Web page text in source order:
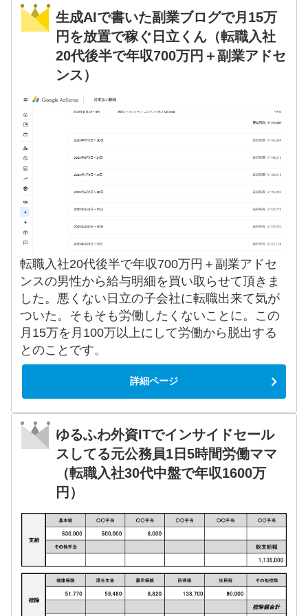
生成AIで書いた副業ブログで月15万
円を放置で稼ぐ日立くん（転職入社
20代後半で年収700万円＋副業アドセ
ンス）
転職入社20代後半で年収700万円＋副業アドセ
ンスの男性から給与明細を買い取らせて頂きま
した。悪くない日立の子会社に転職出来て気が
ついた。そもそも労働したくないことに。この
月15万を月100万以上にして労働から脱出する
とのことです。
詳細ページ
ゆるふわ外資ITでインサイドセール
スしてる元公務員1日5時間労働ママ
（転職入社30代中盤で年収1600万
円）